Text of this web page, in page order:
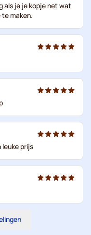
als je je kopje net wat
maken.
leuke prijs